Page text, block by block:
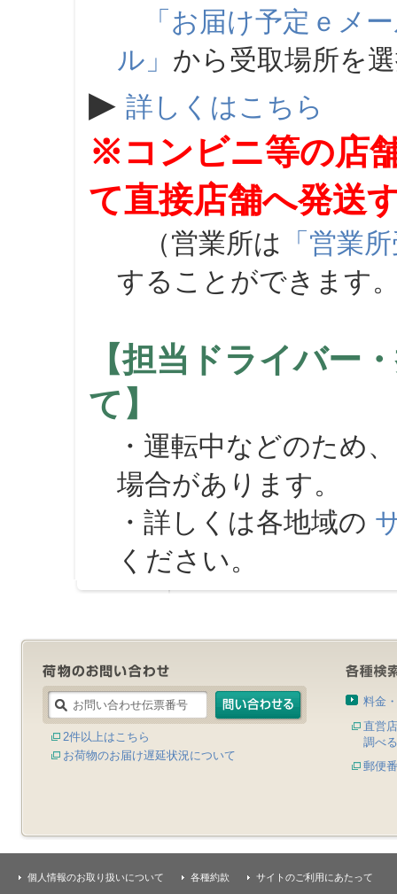
「お届け予定ｅメ
ル」 から受取場所を
▶ 詳しくはこちら
※コンビニ等の店
て直接店舗へ発送
（営業所は 「営業
することができます
【担当ドライバー
て】
・運転中などのため
場合があります。
・詳しくは各地域の
ください。
2件以上はこちら
お荷物のお届け遅延状況について
料金
直営
調べる
郵便
個人情報のお取り扱いについて 各種約款 サイトのご利用にあたって